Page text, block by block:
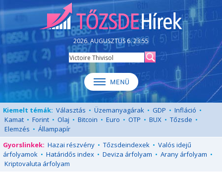
2026. AUGUSZTUS 6. 23:55
Kiemelt témák: Választás • Üzemanyagárak • GDP • Infláció •
Kamat • Forint • Olaj • Bitcoin • Euro • OTP • BUX • Tőzsde •
Elemzés • Állampapír
Gyorslinkek: Hazai részvény • Tőzsdeindexek • Valós idejű
árfolyamok • Határidős index • Deviza árfolyam • Arany árfolyam •
Kriptovaluta árfolyam